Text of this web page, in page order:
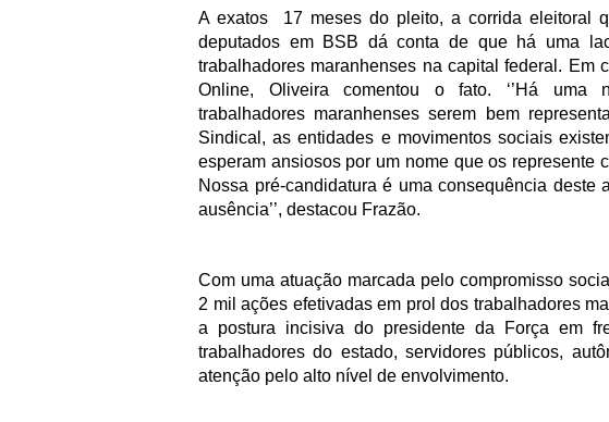
A exatos
17 meses do pleito, a corrida eleitoral
deputados em BSB dá conta de que há uma
trabalhadores maranhenses na capital federal. Em
Online, Oliveira comentou o fato. ‘’Há uma
trabalhadores maranhenses serem bem
Sindical, as entidades e movimentos sociais
esperam ansiosos por um nome que os represente
Nossa pré-candidatura é uma consequência deste
ausência’’, destacou Frazão.
Com uma atuação marcada pelo compromisso
2 mil ações efetivadas em prol dos trabalhadores
a postura incisiva do presidente da Força em
trabalhadores do estado, servidores públicos,
atenção pelo alto nível de envolvimento.